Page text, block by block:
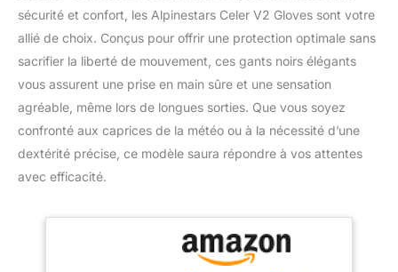
sécurité et confort, les Alpinestars Celer V2 Gloves sont votre
allié de choix. Conçus pour offrir une protection optimale sans
sacrifier la liberté de mouvement, ces gants noirs élégants
vous assurent une prise en main sûre et une sensation
agréable, même lors de longues sorties. Que vous soyez
confronté aux caprices de la météo ou à la nécessité d’une
dextérité précise, ce modèle saura répondre à vos attentes
avec efficacité.